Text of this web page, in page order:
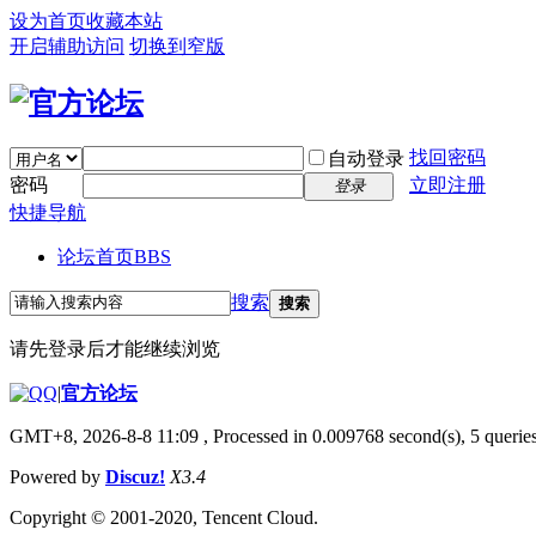
设为首页收藏本站
开启辅助访问 切换到窄版
自动登录 找回密码
密码
登录
立即注册
快捷导航
论坛首页BBS
搜索 搜索
请先登录后才能继续浏览
|官方论坛
GMT+8, 2026-8-8 11:09 , Processed in 0.009768 second(s), 5
Powered by Discuz! X3.4
Copyright © 2001-2020, Tencent Cloud.